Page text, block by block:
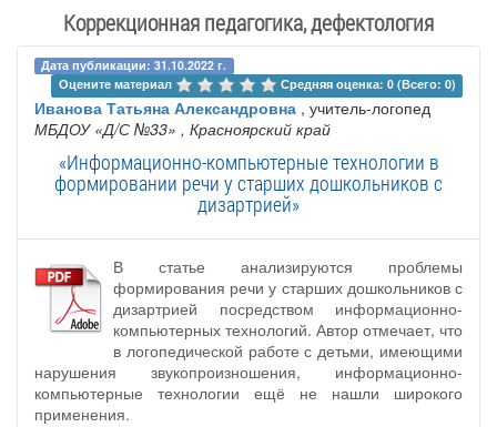
Коррекционная педагогика, дефектология
Дата публикации: 31.10.2022 г.
Оцените материал
Средняя оценка: 0 (Всего: 0)
Иванова Татьяна Александровна , учитель-логопед
МБДОУ «Д/С №33» , Красноярский край
«Информационно-компьютерные технологии в
формировании речи у старших дошкольников с
дизартрией»
В статье анализируются проблемы
формирования речи у старших дошкольников с
дизартрией посредством информационно-
компьютерных технологий. Автор отмечает, что
в логопедической работе с детьми, имеющими
нарушения звукопроизношения, информационно-
компьютерные технологии ещё не нашли широкого
применения.